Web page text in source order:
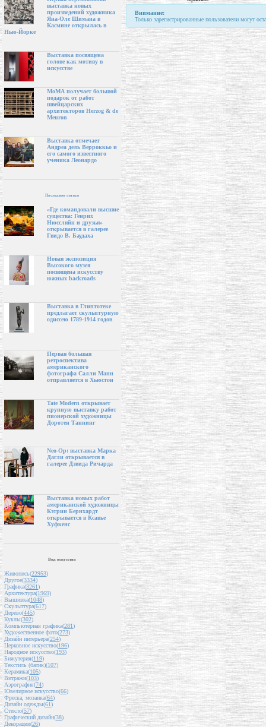
выставка новых
произведений художника
Яна-Оле Шимана в
Касмине открылась в
Нью-Йорке
Выставка посвящена
голове как мотиву в
искусстве
МоМА получает большой
подарок от работ
швейцарских
архитекторов Herzog & de
Meuron
Выставка отмечает
Андреа дель Верроккьо и
его самого известного
ученика Леонардо
Последние статьи
«Где командовали высшие
существа: Генрих
Нюссляйн и друзья»
открывается в галерее
Гвидо В. Баудаха
Новая экспозиция
Высокого музея
посвящена искусству
южных backroads
Выставка в Глиптотеке
предлагает скульптурную
одиссею 1789-1914 годов
Первая большая
ретроспектива
американского
фотографа Салли Манн
отправляется в Хьюстон
Tate Modern открывает
крупную выставку работ
пионерской художницы
Доротеи Таннинг
Neo-Op: выставка Марка
Дагли открывается в
галерее Дэвида Ричарда
Выставка новых работ
американской художницы
Кэтрин Бернхардт
открывается в Ксавье
Хуфкенс
Вид искусства
Живопись(22953)
Другое(3334)
Графика(3261)
Архитектура(1969)
Вышивка(1048)
Скульптура(617)
Дерево(445)
Куклы(302)
Компьютерная графика(281)
Художественное фото(273)
Дизайн интерьера(254)
Церковное искусство(196)
Народное искусство(193)
Бижутерия(119)
Текстиль (батик)(107)
Керамика(105)
Витражи(103)
Аэрография(74)
Ювелирное искусство(66)
Фреска, мозаика(64)
Дизайн одежды(61)
Стекло(57)
Графический дизайн(38)
Декорации(26)
Внимание:
Только зарегистрированные пользователи могут